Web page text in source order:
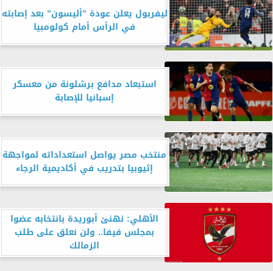
ليفربول يعلن عودة ”أليسون” بعد إصابته
في الرأس أمام كولومبيا
استبعاد مدافع برشلونة من معسكر
إسبانيا للإصابة
منتخب مصر يواصل استعداداته لمواجهة
إثيوبيا بتدريب في أكاديمية الرجاء
الأهلي: نهنئ أبوريدة بانتخابه عضوا
بمجلس فيفا.. ولن نعلق على طلب
الزمالك